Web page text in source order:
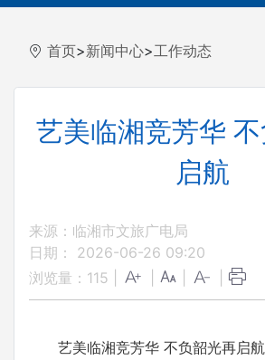
首页>新闻中心>工作动态
艺美临湘竞芳华
启航
来源：临湘市文旅广电局
日期： 2026-06-26 09:20
浏览量： 115
艺美临湘竞芳华 不负韶光再启航